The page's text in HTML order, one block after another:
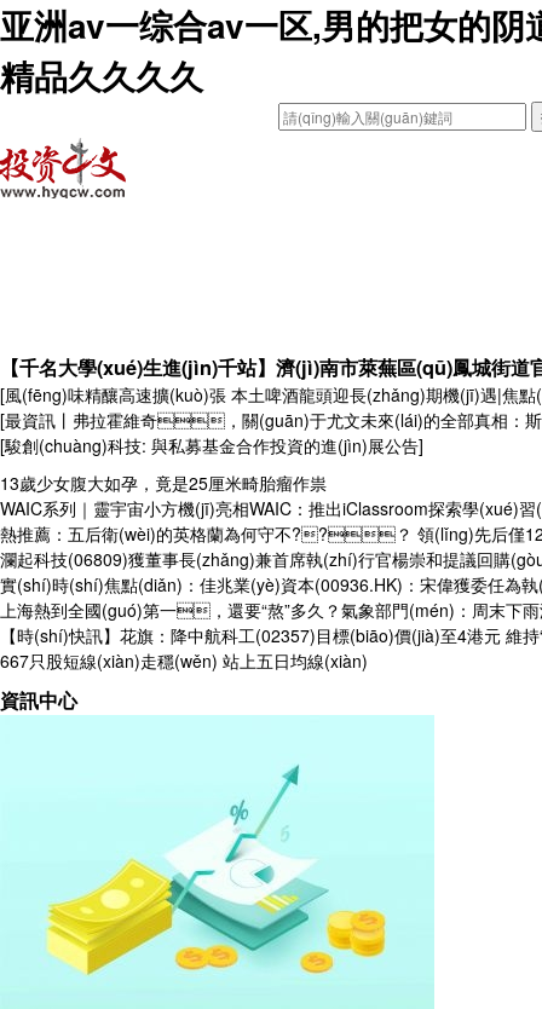
亚洲av一综合av一区,男的把女的
精品久久久久
【千名大學(xué)生進(jìn)千站】濟(jì)南市萊蕪區(qū)鳳城街
[風(fēng)味精釀高速擴(kuò)張 本土啤酒龍頭迎長(zhǎng)期機(jī)遇|焦
[最資訊丨弗拉霍維奇，關(guān)于尤文未來(lái)的全部真相：斯
[駿創(chuàng)科技: 與私募基金合作投資的進(jìn)展公告]
13歲少女腹大如孕，竟是25厘米畸胎瘤作祟
WAIC系列｜靈宇宙小方機(jī)亮相WAIC：推出iClassroom探索學(xué)
熱推薦：五后衛(wèi)的英格蘭為何守不??？ 領(lǐng)先后僅
瀾起科技(06809)獲董事長(zhǎng)兼首席執(zhí)行官楊崇和提議回購
實(shí)時(shí)焦點(diǎn)：佳兆業(yè)資本(00936.HK)：宋偉獲委任為
上海熱到全國(guó)第一，還要“熬”多久？氣象部門(mén)：周末下
【時(shí)快訊】花旗：降中航科工(02357)目標(biāo)價(jià)至4港元 維
667只股短線(xiàn)走穩(wěn) 站上五日均線(xiàn)
資訊中心